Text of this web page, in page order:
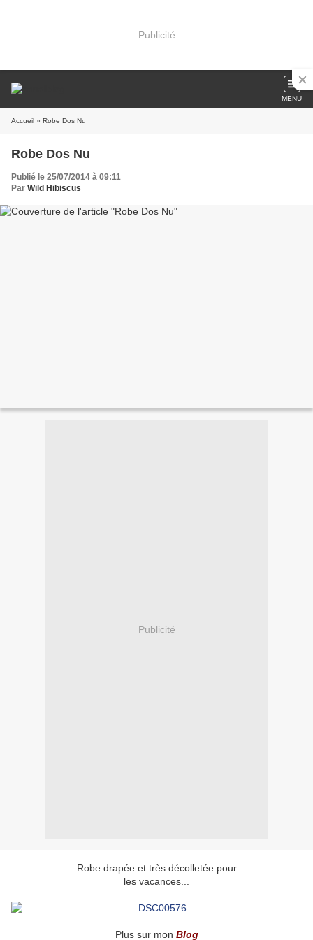
Publicité
MENU
Accueil » Robe Dos Nu
Robe Dos Nu
Publié le 25/07/2014 à 09:11
Par Wild Hibiscus
Publicité
Robe drapée et très décolletée pour
les vacances...
Plus sur mon Blog